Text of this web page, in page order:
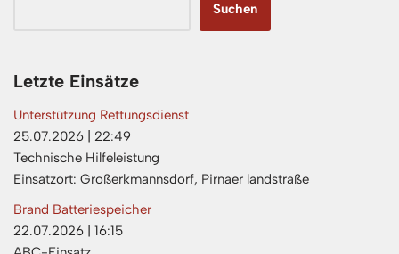
Suchen
Letzte Einsätze
Unterstützung Rettungsdienst
25.07.2026
22:49
Technische Hilfeleistung
Einsatzort: Großerkmannsdorf, Pirnaer landstraße
Brand Batteriespeicher
22.07.2026
16:15